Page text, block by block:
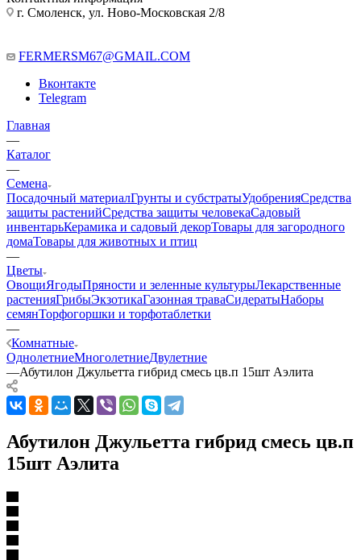
г. Смоленск, ул. Ново-Московская 2/8
FERMERSM67@GMAIL.COM
Вконтакте
Telegram
Главная
—
Каталог
—
Семена
Посадочный материалГрунты и субстратыУдобренияСредства
защиты растенийСредства защиты человекаСадовый
инвентарьКерамика и садовый декорТовары для загородного
домаТовары для животных и птиц
—
Цветы
ОвощиЯгодыПряности и зеленные культурыЛекарственные
растенияГрибыЭкзотикаГазонная траваСидератыНаборы
семянТорфогоршки и торфотаблетки
—
Комнатные
ОднолетниеМноголетниеДвулетние
—Абутилон Джульетта гибрид смесь цв.п 15шт Аэлита
Абутилон Джульетта гибрид смесь цв.п
15шт Аэлита